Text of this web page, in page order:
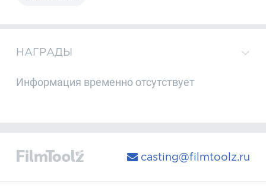
НАГРАДЫ
Информация временно отсутствует
casting@filmtoolz.ru